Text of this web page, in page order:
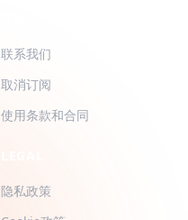
联系我们
取消订阅
使用条款和合同
隐私政策